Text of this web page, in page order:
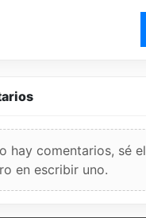
hay comentarios, sé el
en escribir uno.